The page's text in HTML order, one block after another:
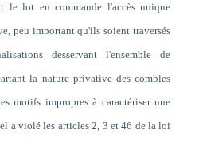
le lot en commande l'accès unique
peu important qu'ils soient traversés
desservant l'ensemble de
la nature privative des combles
motifs impropres à caractériser une
a violé les articles 2, 3 et 46 de la loi